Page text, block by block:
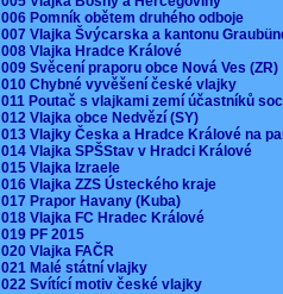
006 Pomník obětem druhého odboje
007 Vlajka Švýcarska a kantonu
008 Vlajka Hradce Králové
009 Svěcení praporu obce Nová Ves
010 Chybné vyvěšení české vlajky
011 Poutač s vlajkami zemí účastníků
012 Vlajka obce Nedvězí (SY)
013 Vlajky Česka a Hradce Králové na
014 Vlajka SPŠStav v Hradci Králové
015 Vlajka Izraele
016 Vlajka ZZS Ústeckého kraje
017 Prapor Havany (Kuba)
018 Vlajka FC Hradec Králové
019 PF 2015
020 Vlajka FAČR
021 Malé státní vlajky
022 Svítící motiv české vlajky